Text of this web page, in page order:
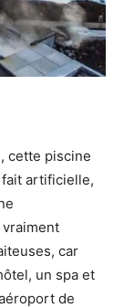
cette piscine
fait artificielle,
car
un spa et
de